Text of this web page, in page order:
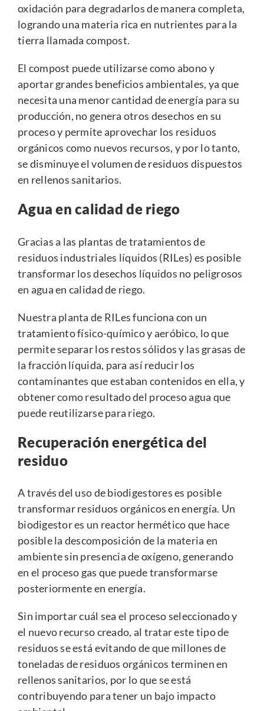
oxidación para degradarlos de manera completa,
logrando una materia rica en nutrientes para la
tierra llamada compost.
El compost puede utilizarse como abono y
aportar grandes beneficios ambientales, ya que
necesita una menor cantidad de energía para su
producción, no genera otros desechos en su
proceso y permite aprovechar los residuos
orgánicos como nuevos recursos, y por lo tanto,
se disminuye el volumen de residuos dispuestos
en rellenos sanitarios.
Agua en calidad de riego
Gracias a las plantas de tratamientos de
residuos industriales líquidos (RILes) es posible
transformar los desechos líquidos no peligrosos
en agua en calidad de riego.
Nuestra planta de RILes funciona con un
tratamiento físico-químico y aeróbico, lo que
permite separar los restos sólidos y las grasas de
la fracción líquida, para así reducir los
contaminantes que estaban contenidos en ella, y
obtener como resultado del proceso agua que
puede reutilizarse para riego.
Recuperación energética del
residuo
A través del uso de biodigestores es posible
transformar residuos orgánicos en energía. Un
biodigestor es un reactor hermético que hace
posible la descomposición de la materia en
ambiente sin presencia de oxígeno, generando
en el proceso gas que puede transformarse
posteriormente en energía.
Sin importar cuál sea el proceso seleccionado y
el nuevo recurso creado, al tratar este tipo de
residuos se está evitando de que millones de
toneladas de residuos orgánicos terminen en
rellenos sanitarios, por lo que se está
contribuyendo para tener un bajo impacto